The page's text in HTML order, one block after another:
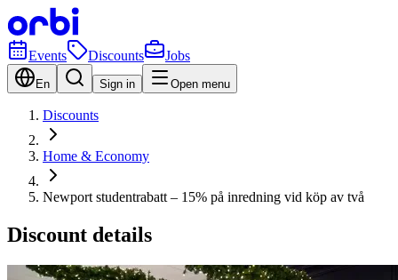
Events Discounts Jobs
En Sign in Open menu
Discounts
Home & Economy
Newport studentrabatt – 15% på inredning vid köp av två
Discount details